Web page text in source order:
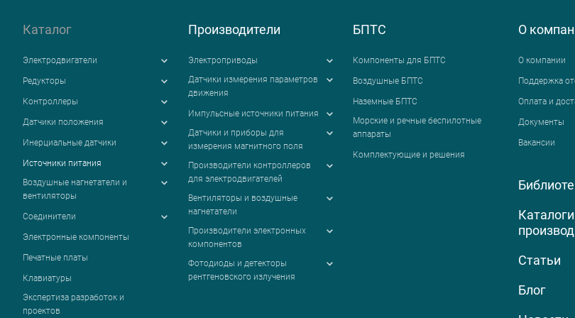
Каталог
Электродвигатели
Редукторы
Контроллеры
Датчики положения
Инерциальные датчики
Источники питания
Воздушные нагнетатели и
вентиляторы
Соединители
Электронные компоненты
Печатные платы
Клавиатуры
Экспертиза разработок и
проектов
Производители
Электроприводы
Датчики измерения параметров
движения
Импульсные источники питания
Датчики и приборы для
измерения магнитного поля
Производители контроллеров
для электродвигателей
Вентиляторы и воздушные
нагнетатели
Производители электронных
компонентов
Фотодиоды и детекторы
рентгеновского излучения
БПТС
Компоненты для БПТС
Воздушные БПТС
Наземные БПТС
Морские и речные беспилотные
аппараты
Комплектующие и решения
О
О компании
Поддержка
Оплата и
Документы
Вакансии
Каталоги
Статьи
Блог